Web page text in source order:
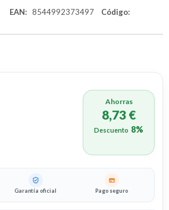
EAN: 8544992373497 Código:
Ahorras
8,73 €
Descuento 8%
Garantía oficial Pago seguro